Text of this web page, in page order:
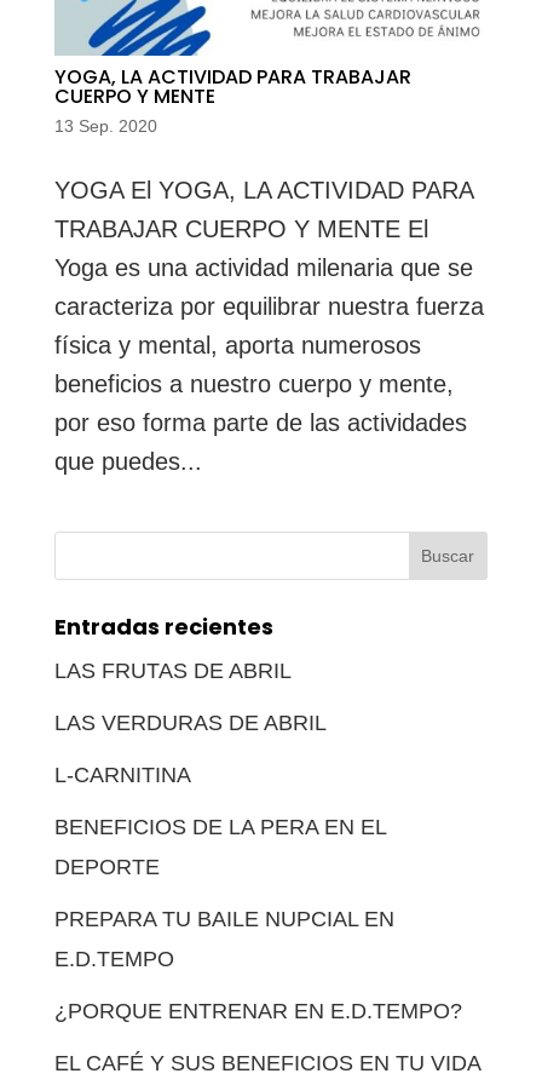
YOGA, LA ACTIVIDAD PARA TRABAJAR
CUERPO Y MENTE
13 Sep. 2020
YOGA El YOGA, LA ACTIVIDAD PARA
TRABAJAR CUERPO Y MENTE El
Yoga es una actividad milenaria que se
caracteriza por equilibrar nuestra fuerza
física y mental, aporta numerosos
beneficios a nuestro cuerpo y mente,
por eso forma parte de las actividades
que puedes...
Entradas recientes
LAS FRUTAS DE ABRIL
LAS VERDURAS DE ABRIL
L-CARNITINA
BENEFICIOS DE LA PERA EN EL
DEPORTE
PREPARA TU BAILE NUPCIAL EN
E.D.TEMPO
¿PORQUE ENTRENAR EN E.D.TEMPO?
EL CAFÉ Y SUS BENEFICIOS EN TU VIDA